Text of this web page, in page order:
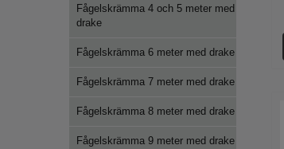
Fågelskrämma 4 och 5 meter med
drake
Fågelskrämma 6 meter med drake
Fågelskrämma 7 meter med drake
Fågelskrämma 8 meter med drake
Fågelskrämma 9 meter med drake